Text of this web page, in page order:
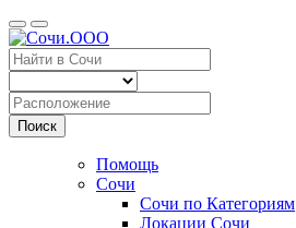
Поиск
Помощь
Сочи
Сочи по Категориям
Локации Сочи